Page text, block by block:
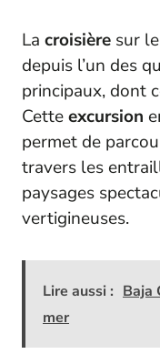
La croisière sur le
depuis l’un des
principaux, dont
Cetteexcursion
permet de
travers les
paysages
vertigineuses.
Lire aussi : Baja
mer